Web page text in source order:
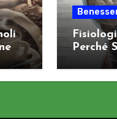
Perché